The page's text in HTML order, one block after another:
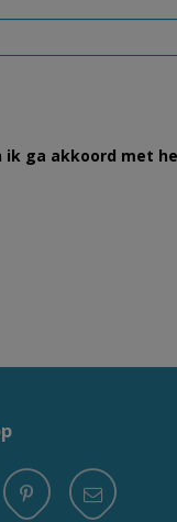
ik ga akkoord met